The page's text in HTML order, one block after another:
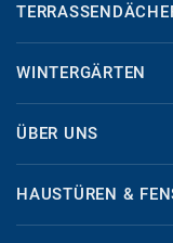
WINTERGÄRTEN
ÜBER UNS
HAUSTÜREN &